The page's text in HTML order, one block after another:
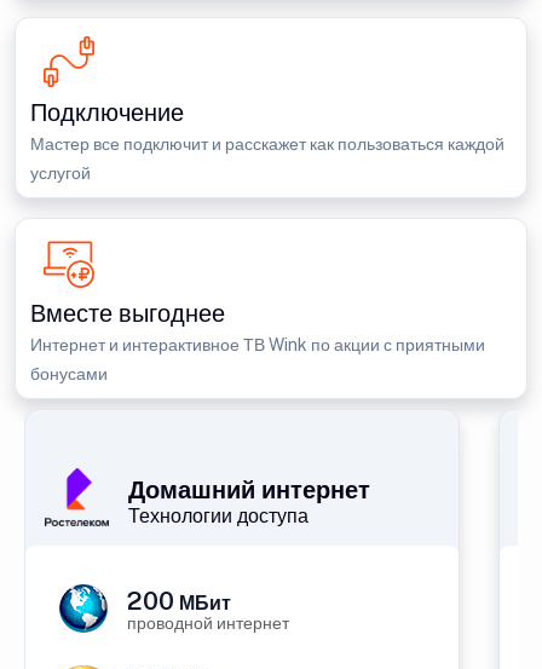
Подключение
Мастер все подключит и расскажет как пользоваться каждой
услугой
Вместе выгоднее
Интернет и интерактивное ТВ Wink по акции с приятными
бонусами
Домашний интернет
Технологии доступа
200 МБит
проводной интернет